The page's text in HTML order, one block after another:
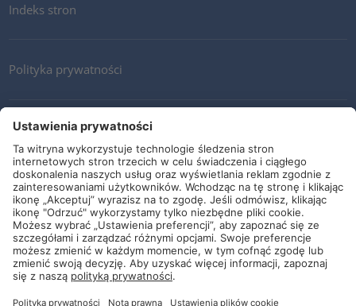
Indeks stron
Polityka prywatności
Kontakt
Newsletter
Ogólne warunki i dostawy
Wytyczne i zobowiązania